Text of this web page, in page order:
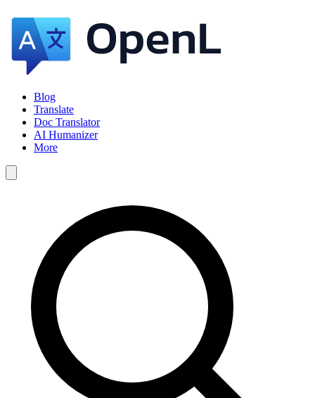
Blog
Translate
Doc Translator
AI Humanizer
More